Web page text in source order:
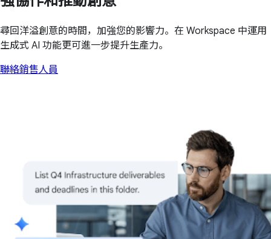
尋回洋溢創意的時間，加強您的影響力。在 Workspace 中運用
生成式 AI 功能更可進一步提升生產力。
聯絡銷售人員